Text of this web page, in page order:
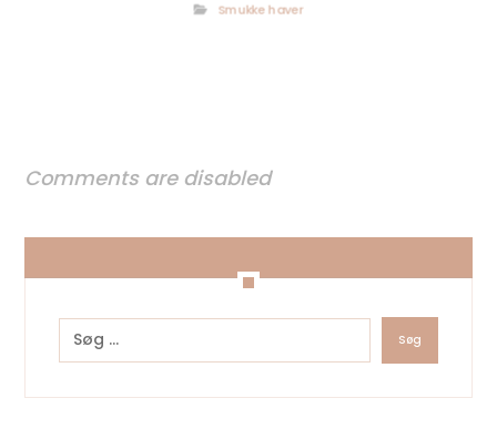
Smukke haver
Comments are disabled